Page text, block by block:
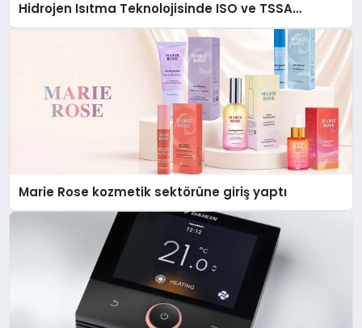
Hidrojen Isıtma Teknolojisinde ISO ve TSSA
Düzenleyici Onaylarını Aldı
Marie Rose kozmetik sektörüne giriş yaptı